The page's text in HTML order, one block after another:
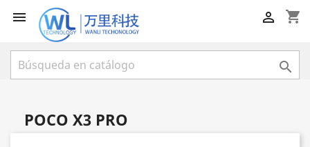
 shopping_cart


POCO X3 PRO